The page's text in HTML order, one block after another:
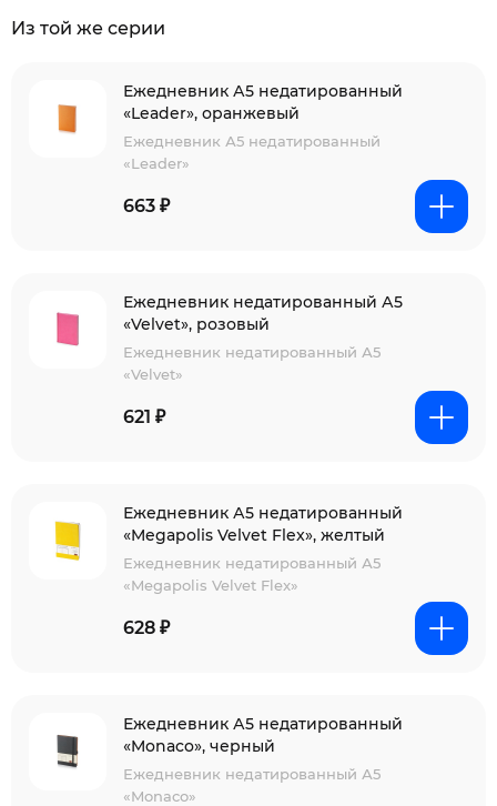
Из той же серии
Ежедневник А5 недатированный
«Leader», оранжевый
Ежедневник А5 недатированный
«Leader»
663 ₽
Ежедневник недатированный А5
«Velvet», розовый
Ежедневник недатированный А5
«Velvet»
621 ₽
Ежедневник А5 недатированный
«Megapolis Velvet Flex», желтый
Ежедневник недатированный А5
«Megapolis Velvet Flex»
628 ₽
Ежедневник А5 недатированный
«Monaco», черный
Ежедневник недатированный А5
«Monaco»